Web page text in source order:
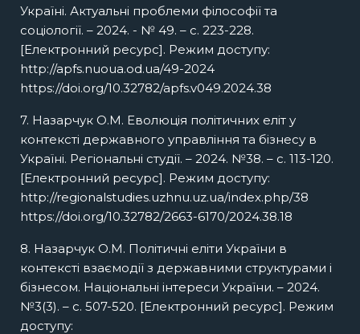
Україні. Актуальні проблеми філософії та
соціології. – 2024. - № 49. – с. 223-228.
[Електронний ресурс]. Режим доступу:
http://apfs.nuoua.od.ua/49-2024
https://doi.org/10.32782/apfs.v049.2024.38
7. Назарчук О.М. Еволюція політичних еліт у
контексті державного управління та бізнесу в
Україні. Регіональні студії. – 2024. №38. – с. 113-120.
[Електронний ресурс]. Режим доступу:
http://regionalstudies.uzhnu.uz.ua/index.php/38
https://doi.org/10.32782/2663-6170/2024.38.18
8. Назарчук О.М. Політичні еліти України в
контексті взаємодії з державними структурами і
бізнесом. Національні інтереси України. – 2024.
№3(3). – с. 507-520. [Електронний ресурс]. Режим
доступу: